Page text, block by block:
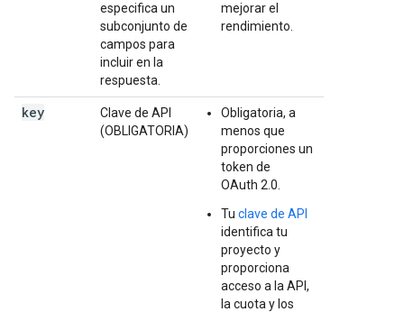
especifica un
subconjunto de
campos para
incluir en la
respuesta.
mejorar el
rendimiento.
key
Clave de API
(OBLIGATORIA)
Obligatoria, a
menos que
proporciones un
token de
OAuth 2.0.
Tu clave de API
identifica tu
proyecto y
proporciona
acceso a la API,
la cuota y los